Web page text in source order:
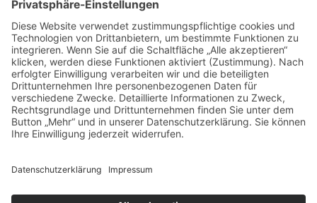
Unerhört
The Lost 80s Tapes
Über uns
Kontakt
Neueste Beiträge
Act des Monats: MondWild
Münchner Open Air Sommer: Konzerte in der Residenz
Kulturfestival Gräfelfing – 4 Tage Musik & Gemeinschaft
Sommerfest im Olympiapark